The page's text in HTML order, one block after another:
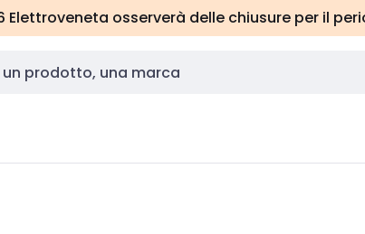
Elettroveneta osserverà delle chiusure per il